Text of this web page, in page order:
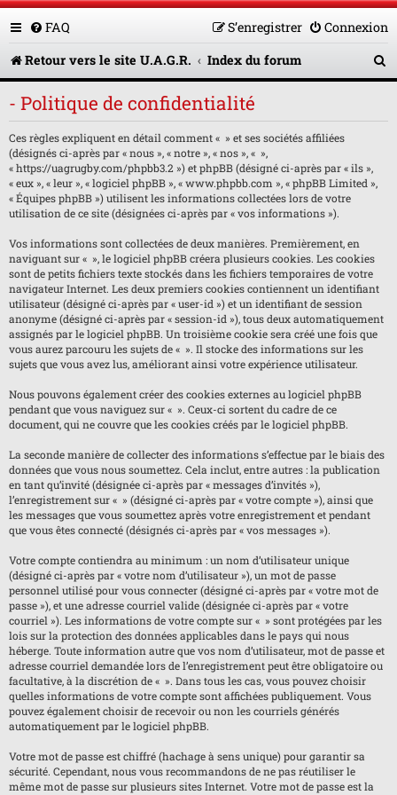
FAQ Connexion
S’enregistrer
Retour vers le site U.A.G.R.
Index du forum
e
- Politique de confidentialité
Ces règles expliquent en détail comment « » et ses sociétés affiliées
(désignés ci-après par « nous », « notre », « nos », « »,
« https://uagrugby.com/phpbb3.2 ») et phpBB (désigné ci-après par « ils »,
« eux », « leur », « logiciel phpBB », « www.phpbb.com », « phpBB Limited »,
« Équipes phpBB ») utilisent les informations collectées lors de votre
utilisation de ce site (désignées ci-après par « vos informations »).
Vos informations sont collectées de deux manières. Premièrement, en
naviguant sur « », le logiciel phpBB créera plusieurs cookies. Les cookies
sont de petits fichiers texte stockés dans les fichiers temporaires de votre
navigateur Internet. Les deux premiers cookies contiennent un identifiant
utilisateur (désigné ci-après par « user-id ») et un identifiant de session
anonyme (désigné ci-après par « session-id »), tous deux automatiquement
assignés par le logiciel phpBB. Un troisième cookie sera créé une fois que
vous aurez parcouru les sujets de « ». Il stocke des informations sur les
sujets que vous avez lus, améliorant ainsi votre expérience utilisateur.
Nous pouvons également créer des cookies externes au logiciel phpBB
pendant que vous naviguez sur « ». Ceux-ci sortent du cadre de ce
document, qui ne couvre que les cookies créés par le logiciel phpBB.
La seconde manière de collecter des informations s’effectue par le biais des
données que vous nous soumettez. Cela inclut, entre autres : la publication
en tant qu’invité (désignée ci-après par « messages d’invités »),
l’enregistrement sur « » (désigné ci-après par « votre compte »), ainsi que
les messages que vous soumettez après votre enregistrement et pendant
que vous êtes connecté (désignés ci-après par « vos messages »).
Votre compte contiendra au minimum : un nom d’utilisateur unique
(désigné ci-après par « votre nom d’utilisateur »), un mot de passe
personnel utilisé pour vous connecter (désigné ci-après par « votre mot de
passe »), et une adresse courriel valide (désignée ci-après par « votre
courriel »). Les informations de votre compte sur « » sont protégées par les
lois sur la protection des données applicables dans le pays qui nous
héberge. Toute information autre que vos nom d’utilisateur, mot de passe et
adresse courriel demandée lors de l’enregistrement peut être obligatoire ou
facultative, à la discrétion de « ». Dans tous les cas, vous pouvez choisir
quelles informations de votre compte sont affichées publiquement. Vous
pouvez également choisir de recevoir ou non les courriels générés
automatiquement par le logiciel phpBB.
Votre mot de passe est chiffré (hachage à sens unique) pour garantir sa
sécurité. Cependant, nous vous recommandons de ne pas réutiliser le
même mot de passe sur plusieurs sites Internet. Votre mot de passe est la